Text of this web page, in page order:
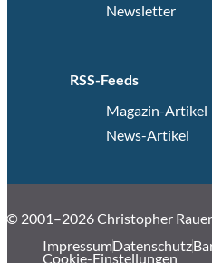
Newsletter
RSS-Feeds
Magazin-Artikel
News-Artikel
© 2001–2026 Christopher
ImpressumDatenschutz
Cookie-Einstellungen